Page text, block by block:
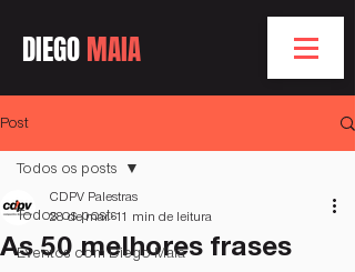
DIEGOMAIA
Post
Todos os posts
Eventos com Diego Maia
Todos os posts
As 50 melhores frases
CDPV Palestras
28 de mar. 11 min de leitura